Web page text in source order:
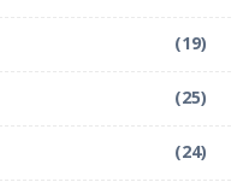
(19)
(25)
(24)